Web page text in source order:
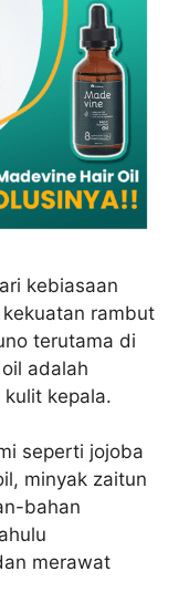
kebiasaan
rambut
terutama di
adalah
kepala.
seperti jojoba
minyak zaitun
bahan
merawat